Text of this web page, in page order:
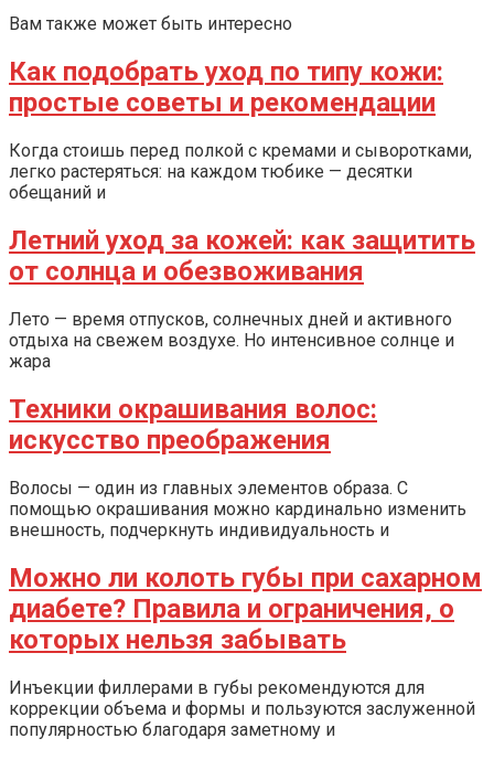
Вам также может быть интересно
Как подобрать уход по типу кожи:
простые советы и рекомендации
Когда стоишь перед полкой с кремами и сыворотками,
легко растеряться: на каждом тюбике — десятки
обещаний и
Летний уход за кожей: как защитить
от солнца и обезвоживания
Лето — время отпусков, солнечных дней и активного
отдыха на свежем воздухе. Но интенсивное солнце и
жара
Техники окрашивания волос:
искусство преображения
Волосы — один из главных элементов образа. С
помощью окрашивания можно кардинально изменить
внешность, подчеркнуть индивидуальность и
Можно ли колоть губы при сахарном
диабете? Правила и ограничения, о
которых нельзя забывать
Инъекции филлерами в губы рекомендуются для
коррекции объема и формы и пользуются заслуженной
популярностью благодаря заметному и